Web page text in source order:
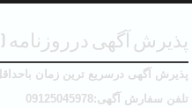
پذیرش آگهی
پذیرش آگهی درسریع ترین زمان
تلفن سفارش آگهی:09125045978